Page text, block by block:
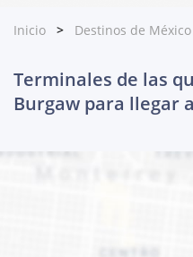
Inicio Destinos de México
Terminales de las
Burgaw para llegar